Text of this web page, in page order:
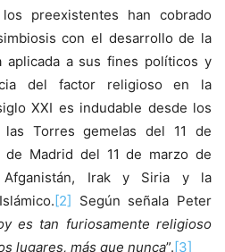
preexistentes han cobrado
con el desarrollo de la
aplicada a sus fines políticos y
del factor religioso en la
XXI es indudable desde los
las Torres gemelas del 11 de
de Madrid del 11 de marzo de
Irak y Siria y la
[2] Según señala Peter
es tan furiosamente religioso
lugares, más que nunca”.[3]